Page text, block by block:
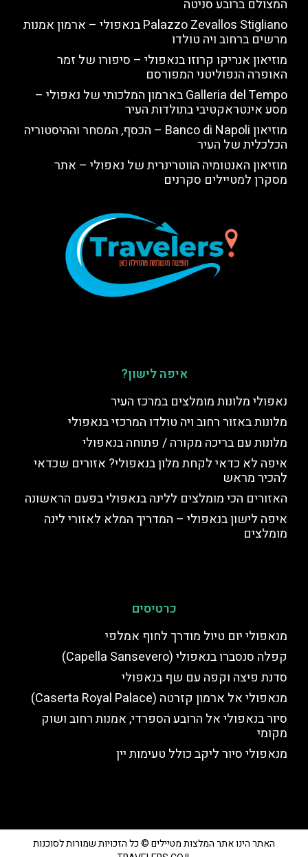
המצולם ברובע סניטה
Palazzo Zevallos Stigliano בנאפולי – ארמון אמנות
מרשים ברחוב ויה טולדו
מוזיאון אנריקו קרוזו בנאפולי – סיפורו של זמר
האופרה הנפוליטני המפורסם
Galleria del Tempo בארמון המלכותי של נאפולי –
מסע אינטראקטיבי בתולדות העיר
מוזיאון Banco di Napoli – הכסף, המסחר וההיסטוריה
הכלכלית של העיר
מוזיאון האנטומיה הווטרינרית של נאפולי – אתר
מסקרן למטיילים סקרנים
איפה לישון?
נאפולי מלונות מומלצים במרכז העיר
מלונות באזור רחוב ויה טולדו המרכזי בנאפולי
מלונות עם בריכה מקורה / פתוחה בנאפולי
איפה לא כדאי לקחת מלון בנאפולי? אזורים שכדאי
להכיר מראש
האזורים הכי מומלצים ללינה בנאפולי בפעם הראשונה
איפה לישון בנאפולי – המדריך המלא לאזורי לינה
מומלצים
כרטיסים
מנאפולי יום טיול מודרך לחוף אמלפי
קפלה סנסברו בנאפולי (Capella Sansevero)
סדנת פיצה וקפה עם שף בנאפולי
מנאפולי אל ארמון קזרטה (Caserta Royal Palace)
סיור בנאפולי אל הרובע הספרדי, אמנות רחוב ושוק
מקומי
מנאפולי סיור ליקב כולל טעימות יין
האתר הינו אתר המלצות מטיילים © כל הזכויות שמורות לסוכנות